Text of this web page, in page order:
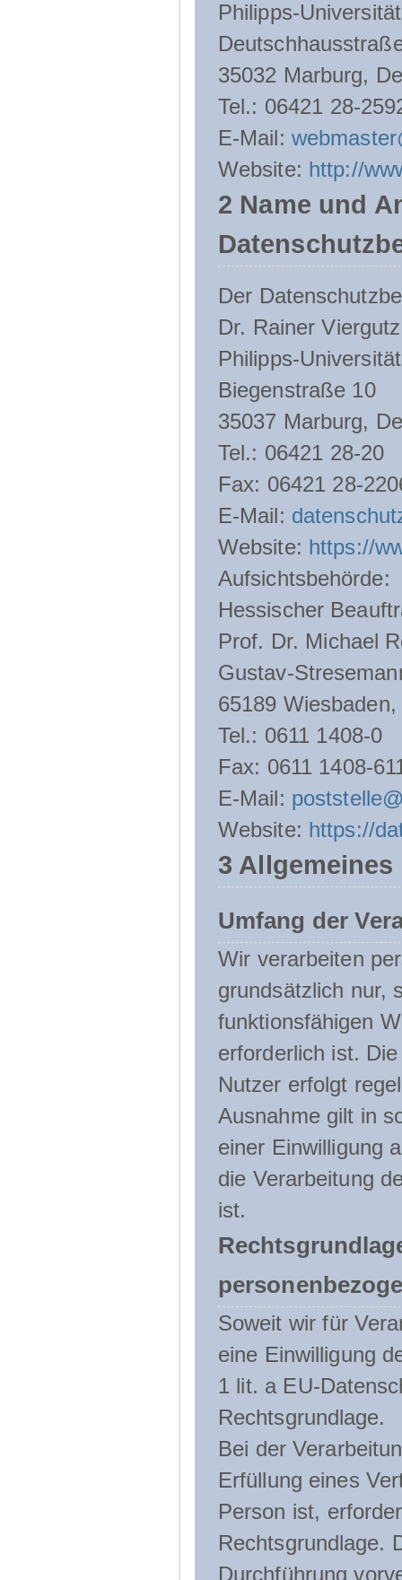
Philipps-
35032 Marburg,
Tel.: 06421 28-
E-Mail:
Website: http://
2 Name und
Der
Dr. Rainer Viergutz
Philipps-
Biegenstraße 10
35037 Marburg,
Tel.: 06421 28-20
Fax: 06421 28-
E-Mail:
Website: https://
Aufsichtsbehörde:
Hessischer
Prof. Dr. Michael
Gustav-
65189
Tel.: 0611 1408-0
Fax: 0611 1408-
E-Mail:
Website: https://
3
Umfang der
Wir verarbeiten
grundsätzlich nur,
funktionsfähigen
erforderlich ist.
Nutzer erfolgt
Ausnahme gilt in
einer Einwilligung
die Verarbeitung
ist.
Soweit wir für
eine Einwilligung
1 lit. a EU-
Rechtsgrundlage.
Bei der
Erfüllung eines
Person ist,
Rechtsgrundlage.
Durchführung